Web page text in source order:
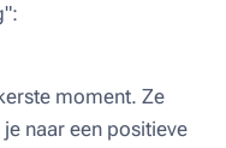
moment. Ze
naar een positieve